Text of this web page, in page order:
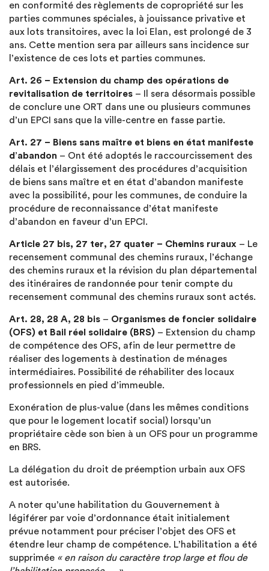
en conformité des règlements de copropriété sur les
parties communes spéciales, à jouissance privative et
aux lots transitoires, avec la loi Elan, est prolongé de 3
ans. Cette mention sera par ailleurs sans incidence sur
l’existence de ces lots et parties communes.
Art. 26 – Extension du champ des opérations de
revitalisation de territoires – Il sera désormais possible
de conclure une ORT dans une ou plusieurs communes
d’un EPCI sans que la ville-centre en fasse partie.
Art. 27 – Biens sans maître et biens en état manifeste
d’abandon – Ont été adoptés le raccourcissement des
délais et l’élargissement des procédures d’acquisition
de biens sans maître et en état d’abandon manifeste
avec la possibilité, pour les communes, de conduire la
procédure de reconnaissance d’état manifeste
d’abandon en faveur d’un EPCI.
Article 27 bis, 27 ter, 27 quater – Chemins ruraux – Le
recensement communal des chemins ruraux, l’échange
des chemins ruraux et la révision du plan départemental
des itinéraires de randonnée pour tenir compte du
recensement communal des chemins ruraux sont actés.
Art. 28, 28 A, 28 bis – Organismes de foncier solidaire
(OFS) et Bail réel solidaire (BRS) – Extension du champ
de compétence des OFS, afin de leur permettre de
réaliser des logements à destination de ménages
intermédiaires. Possibilité de réhabiliter des locaux
professionnels en pied d’immeuble.
Exonération de plus-value (dans les mêmes conditions
que pour le logement locatif social) lorsqu’un
propriétaire cède son bien à un OFS pour un programme
en BRS.
La délégation du droit de préemption urbain aux OFS
est autorisée.
A noter qu’une habilitation du Gouvernement à
légiférer par voie d’ordonnance était initialement
prévue notamment pour préciser l’objet des OFS et
étendre leur champ de compétence. L’habilitation a été
supprimée « en raison du caractère trop large et flou de